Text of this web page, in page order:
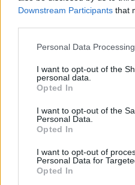
Downstream Participants that
Personal Data
I want to opt-out of the
personal data.
Opted In
I want to opt-out of the
Personal Data.
Opted In
I want to opt-out of
Personal Data for
Opted In
Όμιλος AKTOR: Εξαγοράζει το
εξάμηνο 2026 με
προσαρμοσμένο EBITDA στα 1,2
δισ. ευρώ